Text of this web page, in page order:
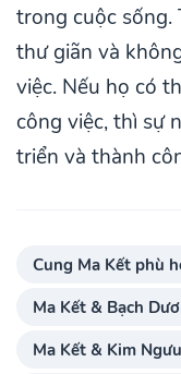
trong cuộc sống.
thư giãn và
việc. Nếu họ có
công việc, thì sự
triển và thành
Cung Ma Kết phù
Ma Kết & Bạch
Ma Kết & Kim